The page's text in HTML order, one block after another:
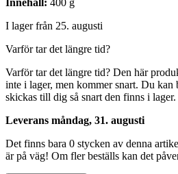
I lager från 25. augusti
Varför tar det längre tid?
Varför tar det längre tid? Den här
inte i lager, men kommer snart. Du kan
skickas till dig så snart den finns i lager.
Leverans måndag, 31. augusti
Det finns bara 0 stycken av denna
är på väg! Om fler beställs kan det